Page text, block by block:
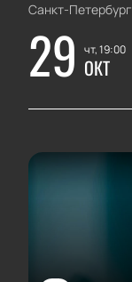
Санкт-Петербург
29 чт, 19:00
ОКТ